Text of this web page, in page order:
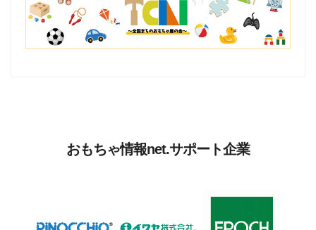
おもちゃ情報net.サポート企業